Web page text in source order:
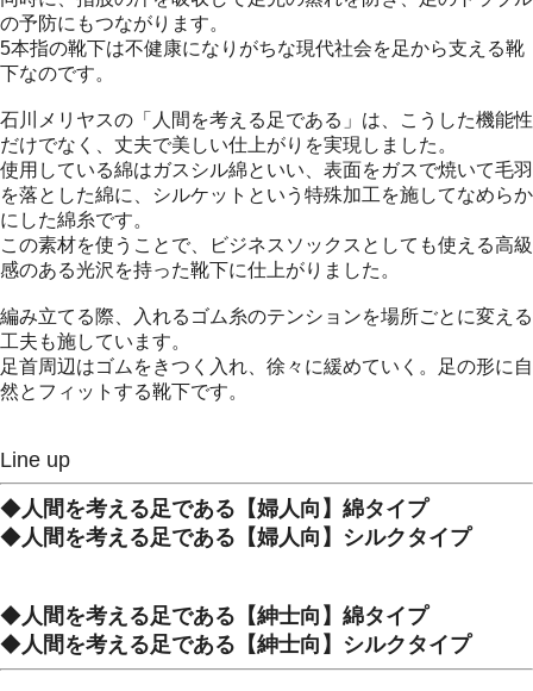
の予防にもつながります。
5本指の靴下は不健康になりがちな現代社会を足から支える靴
下なのです。
石川メリヤスの「人間を考える足である」は、こうした機能性
だけでなく、丈夫で美しい仕上がりを実現しました。
使用している綿はガスシル綿といい、表面をガスで焼いて毛羽
を落とした綿に、シルケットという特殊加工を施してなめらか
にした綿糸です。
この素材を使うことで、ビジネスソックスとしても使える高級
感のある光沢を持った靴下に仕上がりました。
編み立てる際、入れるゴム糸のテンションを場所ごとに変える
工夫も施しています。
足首周辺はゴムをきつく入れ、徐々に緩めていく。足の形に自
然とフィットする靴下です。
Line up
◆人間を考える足である【婦人向】綿タイプ
◆人間を考える足である【婦人向】シルクタイプ
◆人間を考える足である【紳士向】綿タイプ
◆人間を考える足である【紳士向】シルクタイプ